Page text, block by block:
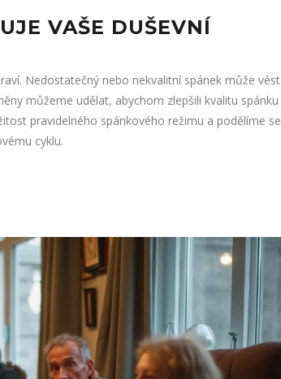
VAŠE DUŠEVNÍ
Nedostatečný nebo nekvalitní spánek může vést
můžeme udělat, abychom zlepšili kvalitu spánku
pravidelného spánkového režimu a podělíme se
cyklu.